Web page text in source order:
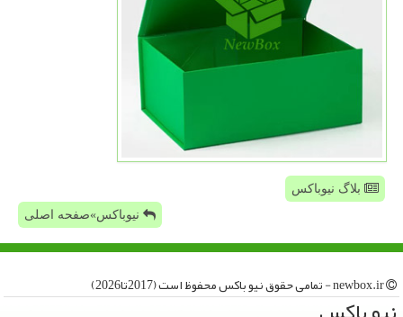
بلاگ نیوباکس
نیوباکس»صفحه اصلی